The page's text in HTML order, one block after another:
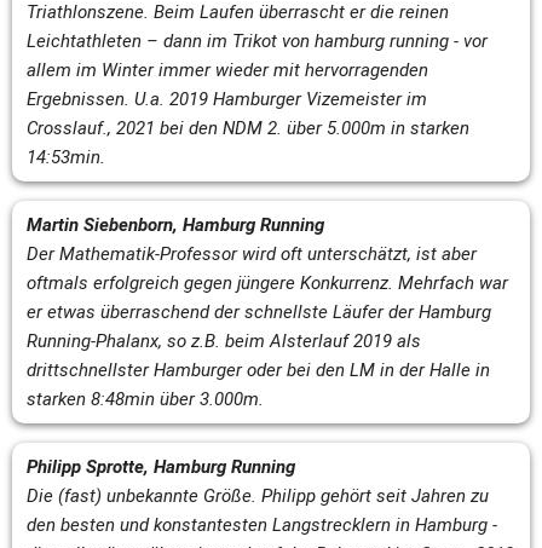
Triathlonszene. Beim Laufen überrascht er die reinen
Leichtathleten – dann im Trikot von hamburg running - vor
allem im Winter immer wieder mit hervorragenden
Ergebnissen. U.a. 2019 Hamburger Vizemeister im
Crosslauf., 2021 bei den NDM 2. über 5.000m in starken
14:53min.
Martin Siebenborn, Hamburg Running
Der Mathematik-Professor wird oft unterschätzt, ist aber
oftmals erfolgreich gegen jüngere Konkurrenz. Mehrfach war
er etwas überraschend der schnellste Läufer der Hamburg
Running-Phalanx, so z.B. beim Alsterlauf 2019 als
drittschnellster Hamburger oder bei den LM in der Halle in
starken 8:48min über 3.000m.
Philipp Sprotte, Hamburg Running
Die (fast) unbekannte Größe. Philipp gehört seit Jahren zu
den besten und konstantesten Langstrecklern in Hamburg -